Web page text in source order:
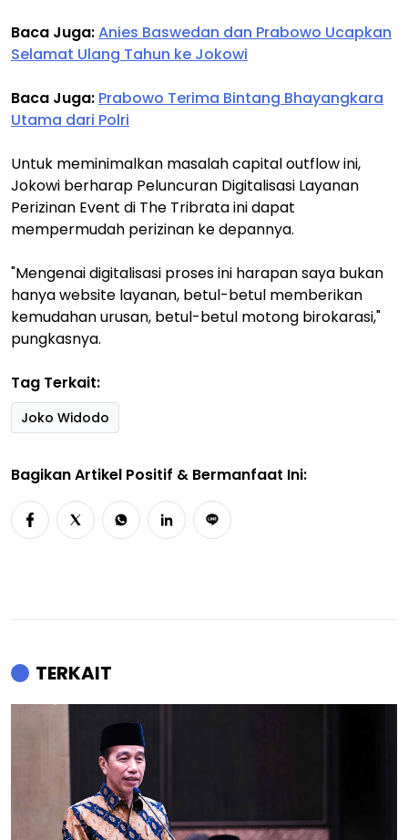
Baca Juga:Anies Baswedan dan Prabowo Ucapkan
Selamat Ulang Tahun ke Jokowi
Baca Juga: Prabowo Terima Bintang Bhayangkara
Utama dari Polri
Untuk meminimalkan masalah capital outflow ini,
Jokowi berharap Peluncuran Digitalisasi Layanan
Perizinan Event di The Tribrata ini dapat
mempermudah perizinan ke depannya.
"Mengenai digitalisasi proses ini harapan saya bukan
hanya website layanan, betul-betul memberikan
kemudahan urusan, betul-betul motong birokarasi,"
pungkasnya.
Tag Terkait:
Joko Widodo
Bagikan Artikel Positif & Bermanfaat Ini:
TERKAIT